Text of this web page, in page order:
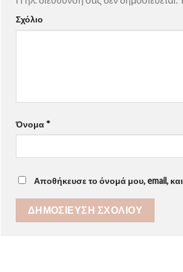
Σχόλιο
Όνομα *
Αποθήκευσε το όνομά μου, email,